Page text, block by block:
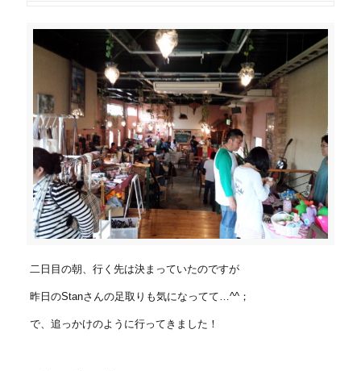
二日目の朝、行く先は決まっていたのですが
昨日のStanさんの足取りも気になってて…^^；
で、追っかけのように行ってきました！